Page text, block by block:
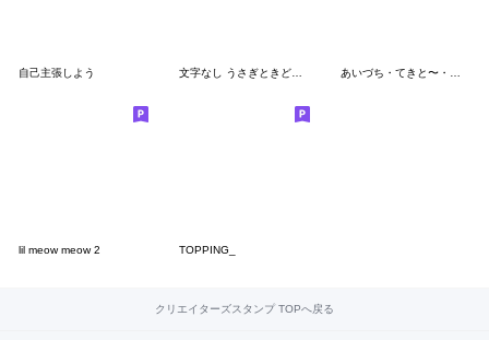
自己主張しよう 文字なし うさぎときどきにんじん4 あいづち・てきと〜・スタンプ！
lil meow meow 2 TOPPING_
クリエイターズスタンプ TOPへ戻る